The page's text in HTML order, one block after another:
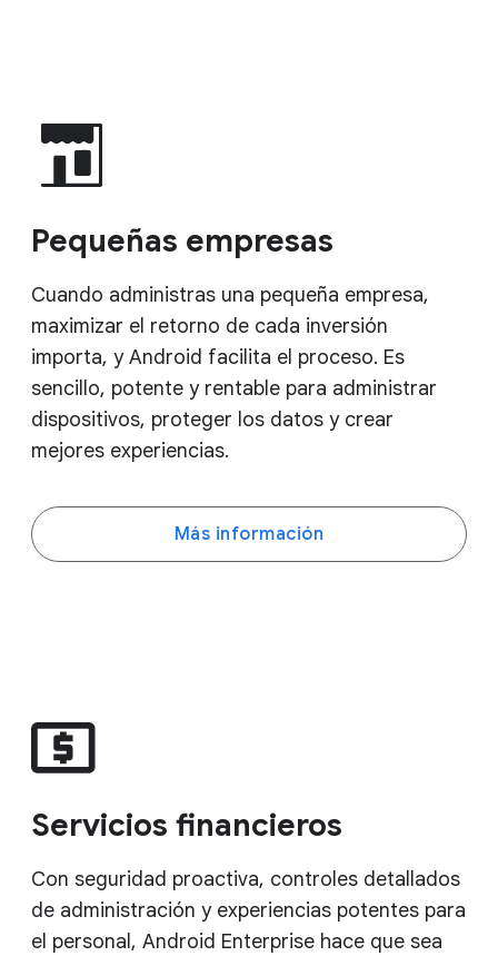
Pequeñas empresas
Cuando administras una pequeña empresa,
maximizar el retorno de cada inversión
importa, y Android facilita el proceso. Es
sencillo, potente y rentable para administrar
dispositivos, proteger los datos y crear
mejores experiencias.
Más información
Servicios financieros
Con seguridad proactiva, controles detallados
de administración y experiencias potentes para
el personal, Android Enterprise hace que sea